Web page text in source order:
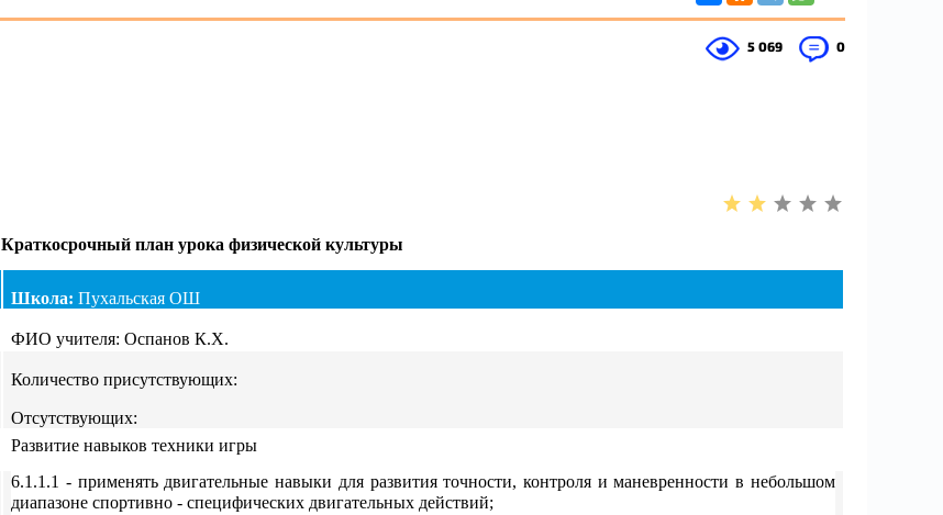
0
5 069
Краткосрочный план урока физической культуры
Школа:Пухальская ОШ
ФИО учителя: Оспанов К.Х.
Количество присутствующих:
Отсутствующих:
Развитие навыков техники игры
6.1.1.1 - применять двигательные навыки для развития точности, контроля и маневренности в небольшом
диапазоне спортивно - специфических двигательных действий;